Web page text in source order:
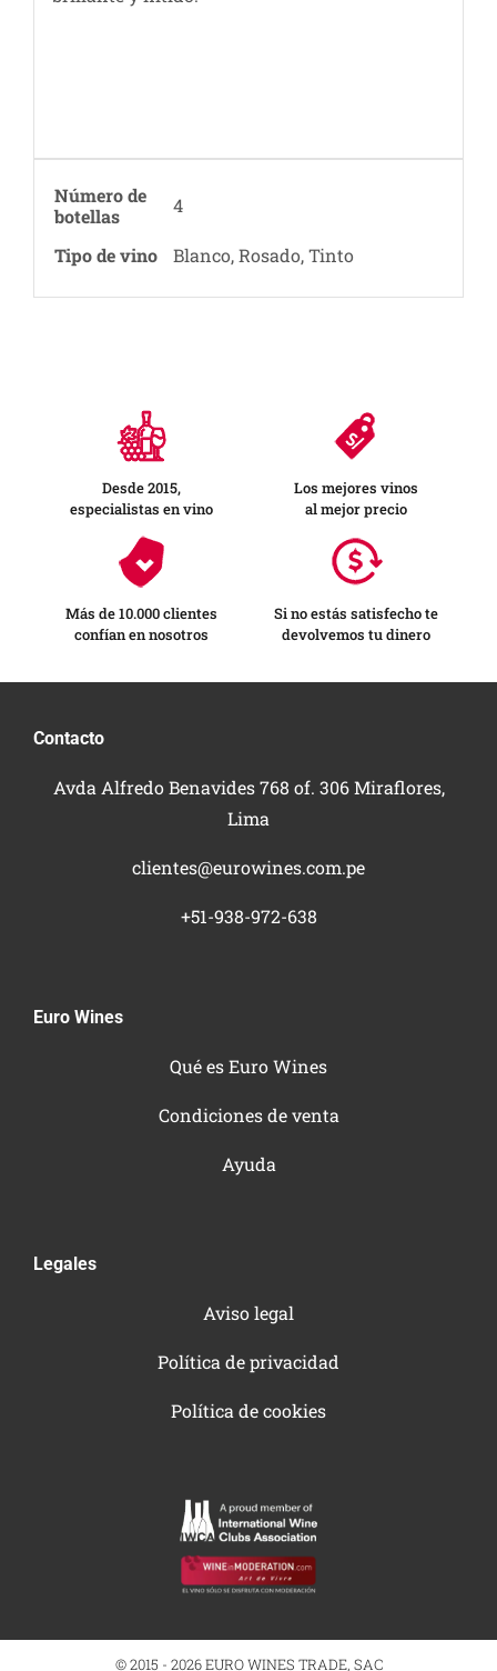
Número de
botellas
4
Tipo de vino Blanco, Rosado, Tinto
Desde 2015,
especialistas en vino
Los mejores vinos
al mejor precio
Más de 10.000 clientes
confían en nosotros
Si no estás satisfecho te
devolvemos tu dinero
Contacto
Avda Alfredo Benavides 768 of. 306 Miraflores,
Lima
clientes@eurowines.com.pe
+51-938-972-638
Euro Wines
Qué es Euro Wines
Condiciones de venta
Ayuda
Legales
Aviso legal
Política de privacidad
Política de cookies
© 2015 - 2026 EURO WINES TRADE, SAC